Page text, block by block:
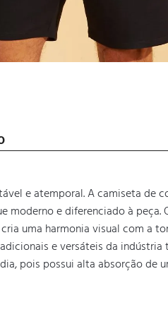
e atemporal. A camiseta
moderno e diferenciado à
uma harmonia visual com a
e versáteis da
pois possui alta absorção de